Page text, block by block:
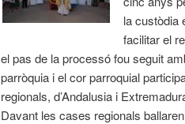
la custòdia
facilitar el
el pas de la processó fou seguit
parròquia i el cor parroquial
regionals, d’Andalusia i
Davant les cases regionals